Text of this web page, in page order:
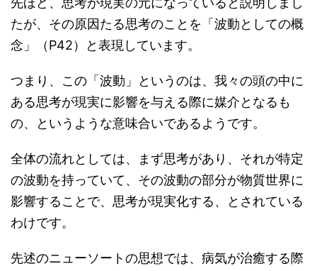
たが、その原因たる思考のことを「波動としての概
念」（P42）と表現しています。
つまり、この「波動」というのは、我々の頭の中に
ある思考が現実に影響を与える際に媒介となるも
の、というような意味合いであるようです。
全体の流れとしては、まず思考があり、それが特定
の波動を持っていて、その波動の部分が物質世界に
影響することで、思考が現実化する、とされている
わけです。
先述のニューソートの思想では、病気が治癒する際